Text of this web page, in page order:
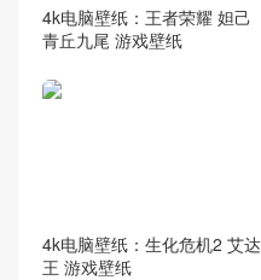
4k电脑壁纸：王者荣耀 妲己
青丘九尾 游戏壁纸
4k电脑壁纸：生化危机2 艾达
王 游戏壁纸